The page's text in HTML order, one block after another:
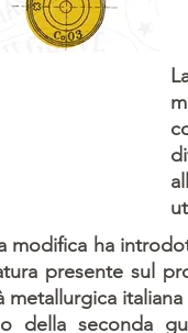
modifica ha
presente sul
metallurgica
della seconda